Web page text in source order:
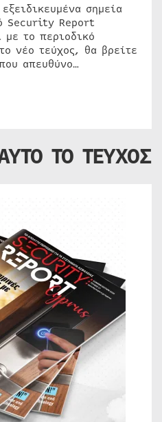
σημεία
Security Report
με το περιοδικό
νέο τεύχος, θα βρείτε
απευθύνο…
ΤΟ ΤΕΥΧΟΣ